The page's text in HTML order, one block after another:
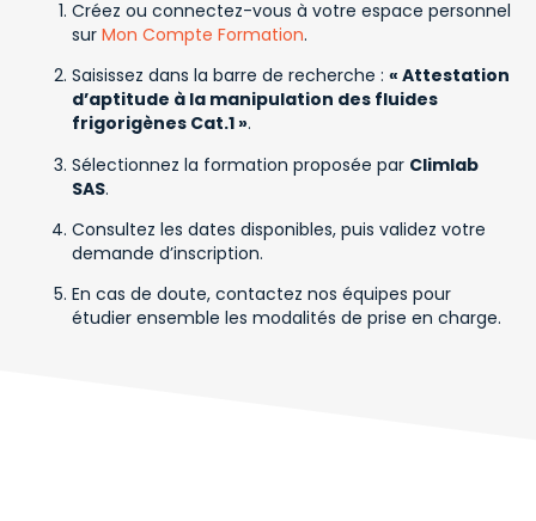
Créez ou connectez-vous à votre espace personnel
sur Mon Compte Formation.
Saisissez dans la barre de recherche : « Attestation
d’aptitude à la manipulation des fluides
frigorigènes Cat.1 ».
Sélectionnez la formation proposée par Climlab
SAS.
Consultez les dates disponibles, puis validez votre
demande d’inscription.
En cas de doute, contactez nos équipes pour
étudier ensemble les modalités de prise en charge.